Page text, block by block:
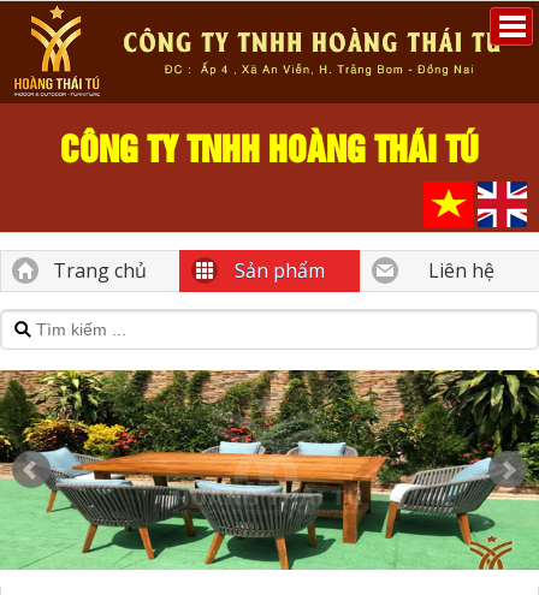
CÔNG TY TNHH HOÀNG THÁI TÚ
Trang chủ Sản phẩm Liên hệ